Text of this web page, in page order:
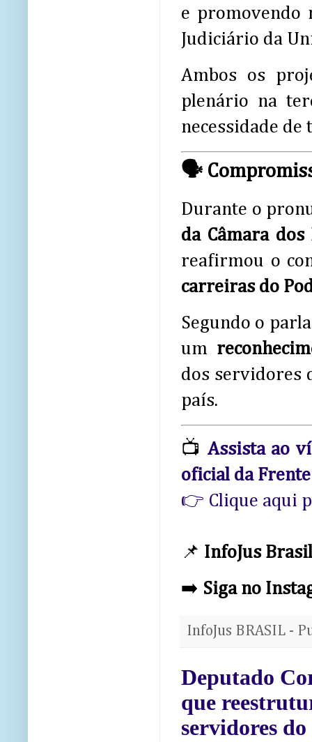
e promovendo
Judiciário da
Ambos os
plenário na
necessidade de
🗣️
Durante o
da Câmara dos
reafirmou o
carreiras do
Segundo o
um
dos servidores
país.
📺 Assista ao
oficial da
👉 Clique aqui
📌 InfoJus
➡️ Siga no
InfoJus BRASIL -
Deputado
que
servidores